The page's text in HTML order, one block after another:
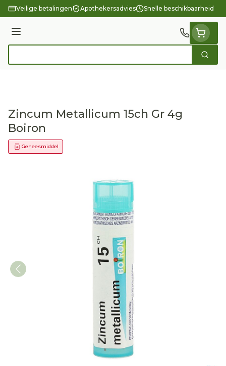
Ga naar de inhoud
Veilige betalingen Apothekersadvies Snelle beschikbaarheid
Menu
Zoek
Zincum Metallicum 15ch Gr 4g
Boiron
Geneesmiddel